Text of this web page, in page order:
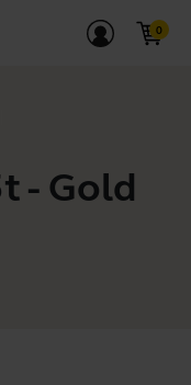
- Gold